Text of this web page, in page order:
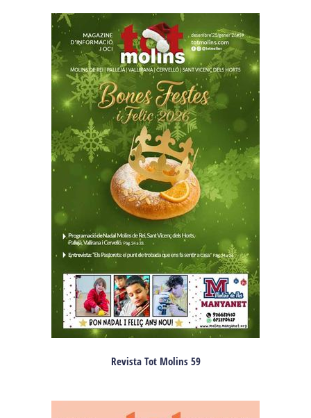
Revista Tot Molins 59